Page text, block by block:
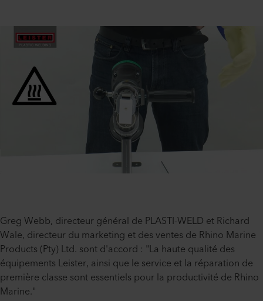
Greg Webb, directeur général de PLASTI-WELD et Richard
Wale, directeur du marketing et des ventes de Rhino Marine
Products (Pty) Ltd. sont d'accord : "La haute qualité des
équipements Leister, ainsi que le service et la réparation de
première classe sont essentiels pour la productivité de Rhino
Marine."